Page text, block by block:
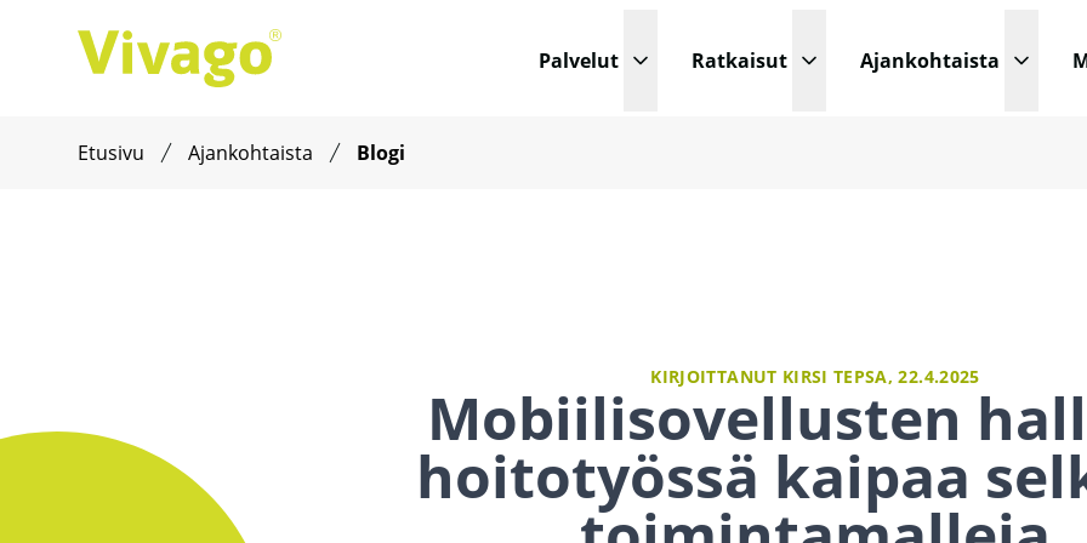
Palvelut Avaa pudotusvalikko
Ratkaisut Avaa pudotusvalikko
Ajankohtaista Avaa
Etusivu Ajankohtaista Blogi
KIRJOITTANUT KIRSI TEPSA,22.4.2025
Mobiilisovellusten
hoitotyössä kaipaa